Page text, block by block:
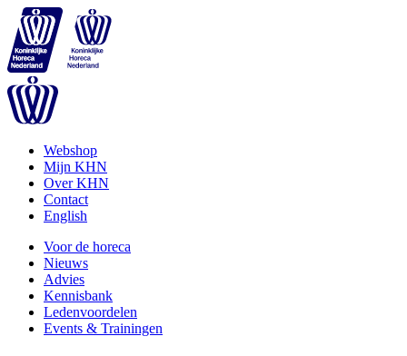
Webshop
Mijn KHN
Over KHN
Contact
English
Voor de horeca
Nieuws
Advies
Kennisbank
Ledenvoordelen
Events & Trainingen